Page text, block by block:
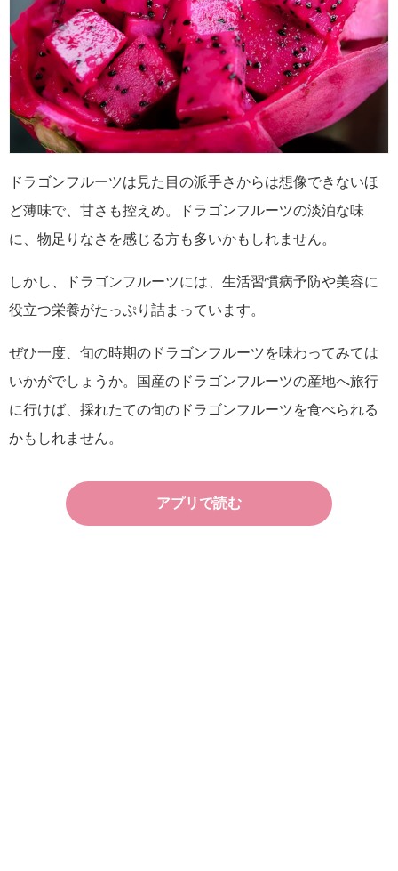
ドラゴンフルーツは見た目の派手さからは想像できないほ
ど薄味で、甘さも控えめ。ドラゴンフルーツの淡泊な味
に、物足りなさを感じる方も多いかもしれません。
しかし、ドラゴンフルーツには、生活習慣病予防や美容に
役立つ栄養がたっぷり詰まっています。
ぜひ一度、旬の時期のドラゴンフルーツを味わってみては
いかがでしょうか。国産のドラゴンフルーツの産地へ旅行
に行けば、採れたての旬のドラゴンフルーツを食べられる
かもしれません。
アプリで読む